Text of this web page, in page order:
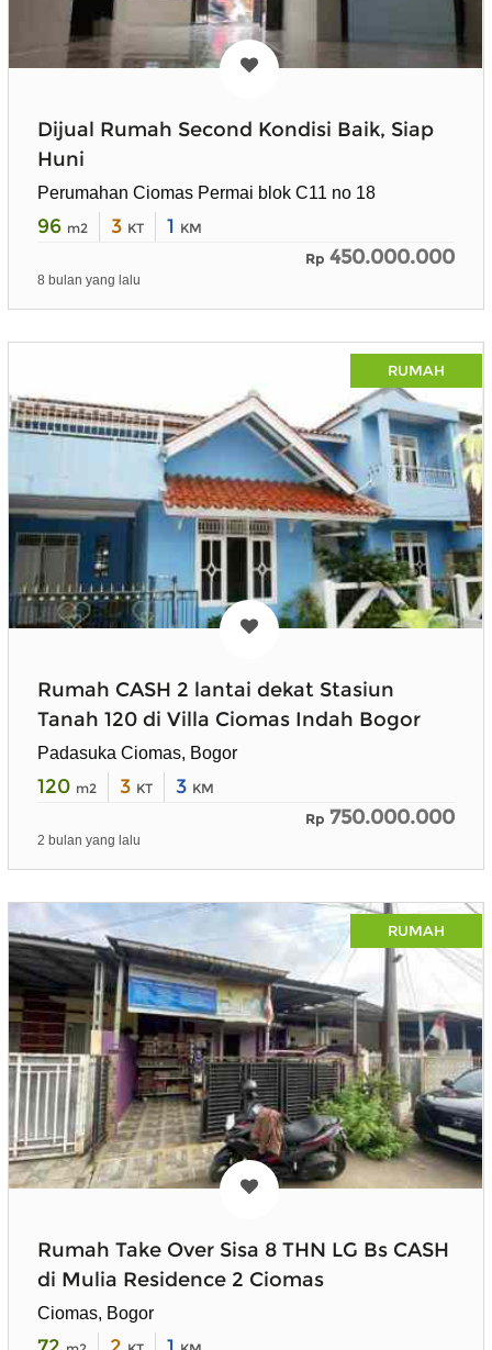
Dijual Rumah Second Kondisi Baik, Siap
Huni
Perumahan Ciomas Permai blok C11 no 18
96 m2 3 KT 1 KM
Rp 450.000.000
8 bulan yang lalu
RUMAH
Rumah CASH 2 lantai dekat Stasiun
Tanah 120 di Villa Ciomas Indah Bogor
Padasuka Ciomas, Bogor
120 m2 3 KT 3 KM
Rp 750.000.000
2 bulan yang lalu
RUMAH
Rumah Take Over Sisa 8 THN LG Bs CASH
di Mulia Residence 2 Ciomas
Ciomas, Bogor